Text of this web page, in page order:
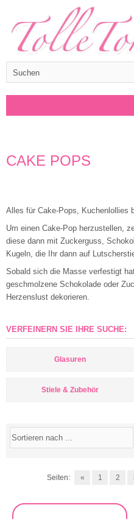
CAKE POPS
Alles für Cake-Pops, Kuchenlollies
Um einen Cake-Pop herzustellen,
diese dann mit Zuckerguss,
Kugeln, die Ihr dann auf
Sobald sich die Masse verfestigt
geschmolzene Schokolade oder
Herzenslust dekorieren.
VERFEINERN SIE IHRE SUCHE:
Glasuren
Stiele & Zubehör
Seiten: « 1 2